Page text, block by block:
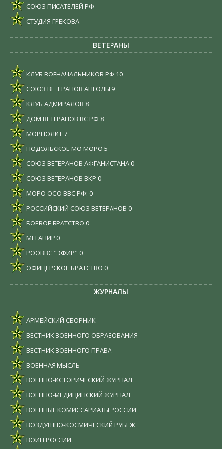
СОЮЗ ПИСАТЕЛЕЙ РФ
СТУДИЯ ГРЕКОВА
ВЕТЕРАНЫ
КЛУБ ВОЕНАЧАЛЬНИКОВ РФ 10
СОЮЗ ВЕТЕРАНОВ АНГОЛЫ 9
КЛУБ АДМИРАЛОВ 8
ДОМ ВЕТЕРАНОВ ВС РФ 8
МОРПОЛИТ7
ПОДОЛЬСКОЕ МО МОРО 5
СОЮЗ ВЕТЕРАНОВ АФГАНИСТАНА 0
СОЮЗ ВЕТЕРАНОВ ВКР 0
МОРО ООО ВВС РФ: 0
РОССИЙСКИЙ СОЮЗ ВЕТЕРАНОВ 0
БОЕВОЕ БРАТСТВО 0
МЕГАПИР 0
РООВВС "ЭФИР" 0
ОФИЦЕРСКОЕ БРАТСТВО 0
ЖУРНАЛЫ
АРМЕЙСКИЙ СБОРНИК
ВЕСТНИК ВОЕННОГО ОБРАЗОВАНИЯ
ВЕСТНИК ВОЕННОГО ПРАВА
ВОЕННАЯ МЫСЛЬ
ВОЕННО-ИСТОРИЧЕСКИЙ ЖУРНАЛ
ВОЕННО-МЕДИЦИНСКИЙ ЖУРНАЛ
ВОЕННЫЕ КОМИССАРИАТЫ РОССИИ
ВОЗДУШНО-КОСМИЧЕСКИЙ РУБЕЖ
ВОИН РОССИИ